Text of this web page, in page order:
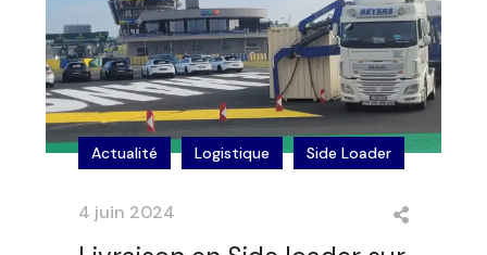
Actualité Logistique Side Loader
4 juin 2024